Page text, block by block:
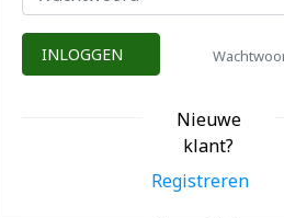
INLOGGEN
Nieuwe
klant?
Registreren